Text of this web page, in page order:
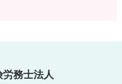
務士法人